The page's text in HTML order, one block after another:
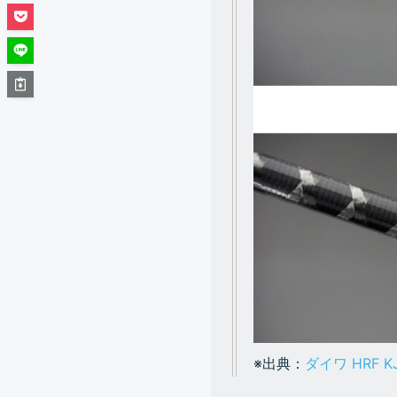
※出典： ダイワ HRF